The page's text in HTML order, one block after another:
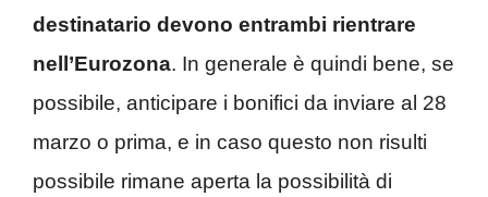
destinatario devono entrambi rientrare
nell’Eurozona. In generale è quindi bene, se
possibile, anticipare i bonifici da inviare al 28
marzo o prima, e in caso questo non risulti
possibile rimane aperta la possibilità di